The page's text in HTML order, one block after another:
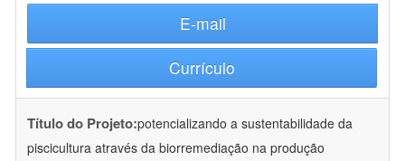
E-mail
Currículo
Título do Projeto:potencializando a sustentabilidade da
piscicultura através da biorremediação na produção